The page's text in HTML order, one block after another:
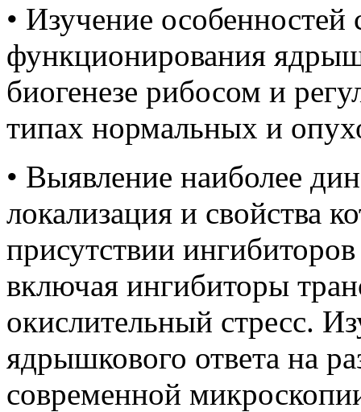
• Изучение
функционирования
биогенезе рибосом и
типах нормальных и
• Выявление наиболее
локализация и свойства
присутствии
включая ингибиторы
окислительный стресс.
ядрышкового ответа на
современной